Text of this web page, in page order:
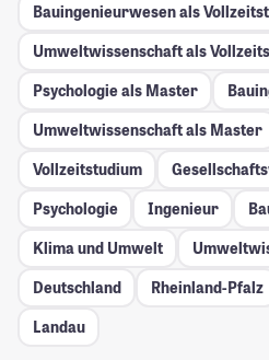
Bauingenieurwesen als
Umweltwissenschaft als
Psychologie als Master
Umweltwissenschaft als Master
Vollzeitstudium
Psychologie
Ingenieur
Klima und Umwelt
Deutschland
Rheinland-Pfalz
Landau